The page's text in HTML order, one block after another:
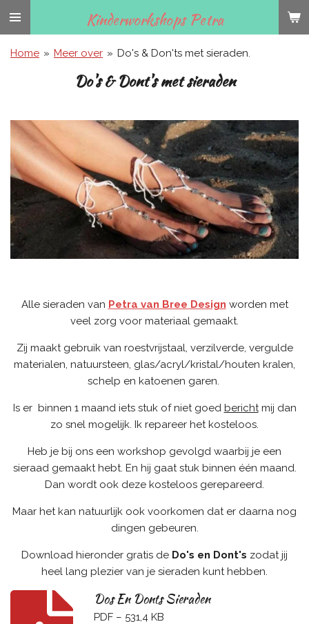
Ga
naar
Kinderworkshops Petra
Home » Meer over » Do's & Don'ts met sieraden.
Do's & Dont's met sieraden
Alle sieraden van Petra van Bree Design worden met
veel zorg voor materiaal gemaakt.
Zij maakt gebruik van roestvrijstaal, verzilverde, vergulde
materialen, natuursteen, glas/acryl/kristal/houten kralen,
schelp en katoenen garen.
Is er binnen 1 maand iets stuk of niet goed berichtmij dan
zo snel mogelijk. Ik repareer het kosteloos.
Heb je bij ons een workshop gevolgd waarbij je een
sieraad gemaakt hebt. En hij gaat stuk binnen één maand.
Dan wordt ook deze kosteloos gerepareerd.
Maar het kan natuurlijk ook voorkomen dat er daarna nog
dingen gebeuren.
Download hieronder gratis de Do's en Dont's zodat jij
heel lang plezier van je sieraden kunt hebben.
Dos En Donts Sieraden
PDF – 531,4 KB